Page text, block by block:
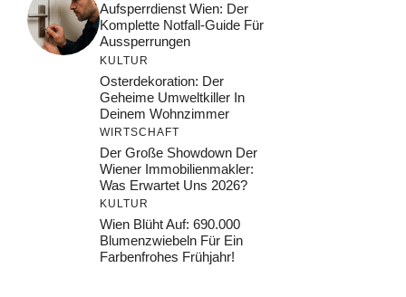
Aufsperrdienst Wien: Der
Komplette Notfall-Guide Für
Aussperrungen
KULTUR
Osterdekoration: Der
Geheime Umweltkiller In
Deinem Wohnzimmer
WIRTSCHAFT
Der Große Showdown Der
Wiener Immobilienmakler:
Was Erwartet Uns 2026?
KULTUR
Wien Blüht Auf: 690.000
Blumenzwiebeln Für Ein
Farbenfrohes Frühjahr!